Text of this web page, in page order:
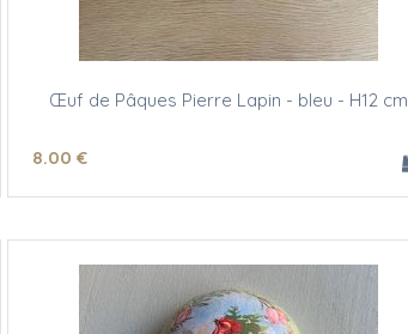
Œuf de Pâques Pierre Lapin - bleu - H12 cm
8.00 €